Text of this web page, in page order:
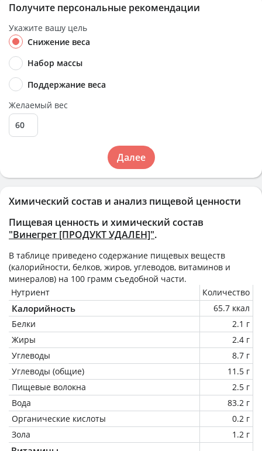
Химический состав и анализ пищевой ценности
Пищевая ценность и химический состав
"Винегрет [ПРОДУКТ УДАЛЕН]".
В таблице приведено содержание пищевых веществ
(калорийности, белков, жиров, углеводов, витаминов и
минералов) на 100 грамм съедобной части.
Нутриент
Количество
Калорийность
65.7 ккал
Белки
2.1 г
Жиры
2.4 г
Углеводы
8.7 г
Углеводы (общие)
11.5 г
Пищевые волокна
2.5 г
Вода
83.2 г
Органические кислоты
0.2 г
Зола
1.2 г
Получите персональные рекомендации
Укажите вашу цель
Снижение веса
Набор массы
Поддержание веса
Желаемый вес
Далее